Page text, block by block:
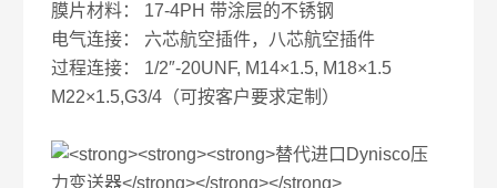
膜片材料： 17-4PH 带涂层的不锈钢
电气连接： 六芯航空插件，八芯航空插件
过程连接： 1/2″-20UNF, M14×1.5, M18×1.5
M22×1.5,G3/4（可按客户要求定制）